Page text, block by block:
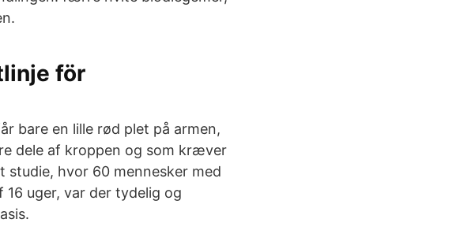
för
bare en lille rød plet på armen,
dele af kroppen og som kræver
hvor 60 mennesker med
uger, var der tydelig og